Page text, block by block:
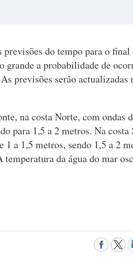
do tempo para o final
grande a probabilidade de
previsões serão actualizadas
na costa Norte, com ondas
para 1,5 a 2 metros. Na costa
1 a 1,5 metros, sendo 1,5 a 2
temperatura da água do mar